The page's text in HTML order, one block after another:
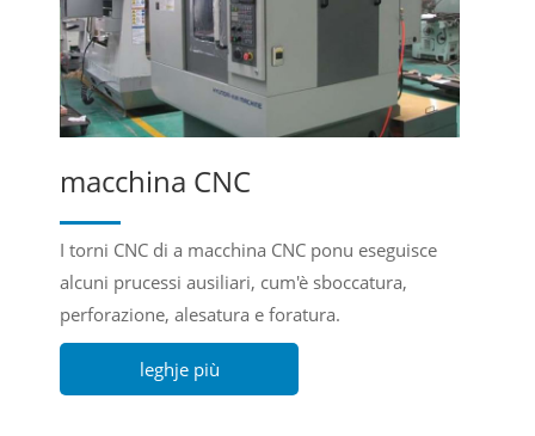
macchina CNC
I torni CNC di a macchina CNC ponu eseguisce
alcuni prucessi ausiliari, cum'è sboccatura,
perforazione, alesatura e foratura.
leghje più